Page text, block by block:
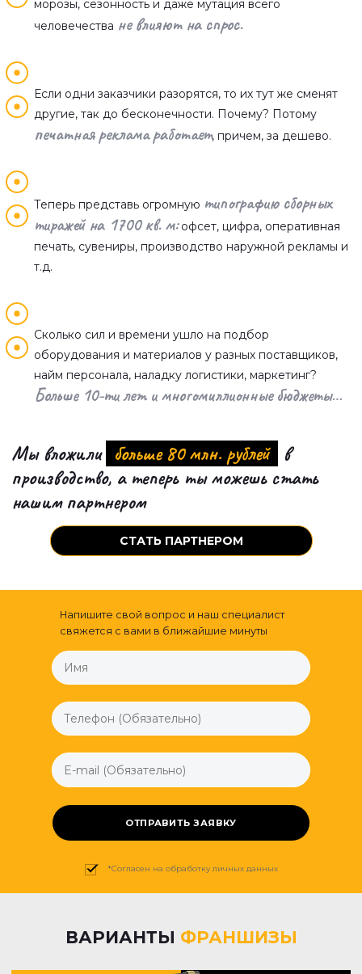
морозы, сезонность и даже мутация всего
человечества не влияют на спрос.
Если одни заказчики разорятся, то их тут же сменят
другие, так до бесконечности. Почему? Потому
печатная реклама работает, причем, за дешево.
Теперь представь огромную типографию сборных
тиражей на 1700 кв. м:офсет, цифра, оперативная
печать, сувениры, производство наружной рекламы и
т.д.
Сколько сил и времени ушло на подбор
оборудования и материалов у разных поставщиков,
найм персонала, наладку логистики, маркетинг?
Больше 10-ти лет и многомиллионные бюджеты…
СТАТЬ ПАРТНЕРОМ
Мы вложили больше 80 млн. рублей в
производство, а теперь ты можешь стать
нашим партнером
Напишите свой вопрос и наш специалист
свяжется с вами в ближайшие минуты
ОТПРАВИТЬ ЗАЯВКУ
*Согласен на обработку личных данных
ВАРИАНТЫ ФРАНШИЗЫ